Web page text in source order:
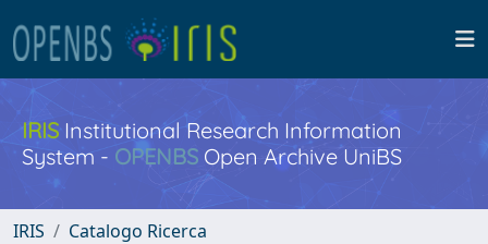
IRISInstitutional Research Information
System - OPENBS Open Archive UniBS
IRIS
Catalogo Ricerca